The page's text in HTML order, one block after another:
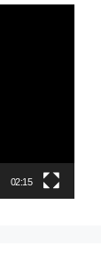
02:15